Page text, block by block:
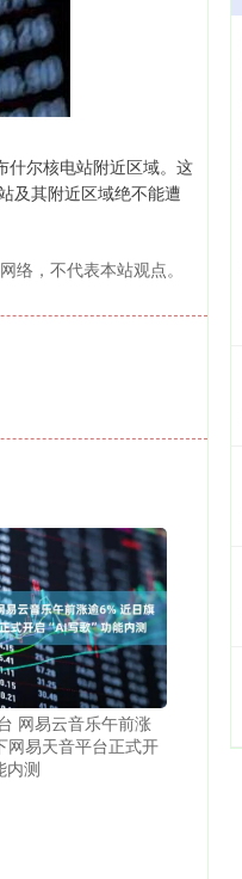
什尔核电站附近区域。这
及其附近区域绝不能遭
络，不代表本站观点。
网易云音乐午前涨
网易天音平台正式开
内测